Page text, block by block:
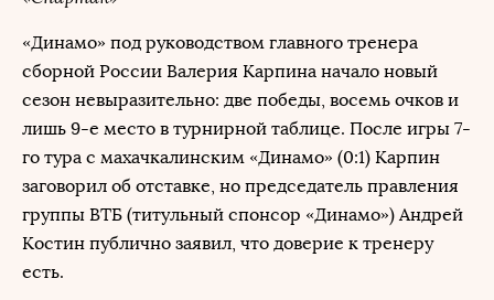
«Динамо» под руководством главного тренера
сборной России Валерия Карпина начало новый
сезон невыразительно: две победы, восемь очков и
лишь 9-е место в турнирной таблице. После игры 7-
го тура с махачкалинским «Динамо» (0:1) Карпин
заговорил об отставке, но председатель правления
группы ВТБ (титульный спонсор «Динамо») Андрей
Костин публично заявил, что доверие к тренеру
есть.